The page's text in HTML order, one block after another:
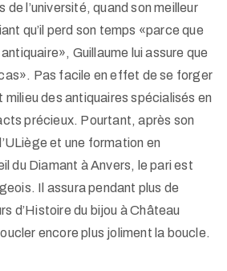
de l’université, quand son meilleur
qu’il perd son temps «parce que
Guillaume lui assure que
Pas facile en effet de se forger
milieu des antiquaires spécialisés en
précieux. Pourtant, après son
et une formation en
du Diamant à Anvers, le pari est
Il assura pendant plus de
d’Histoire du bijou à Château
encore plus joliment la boucle.